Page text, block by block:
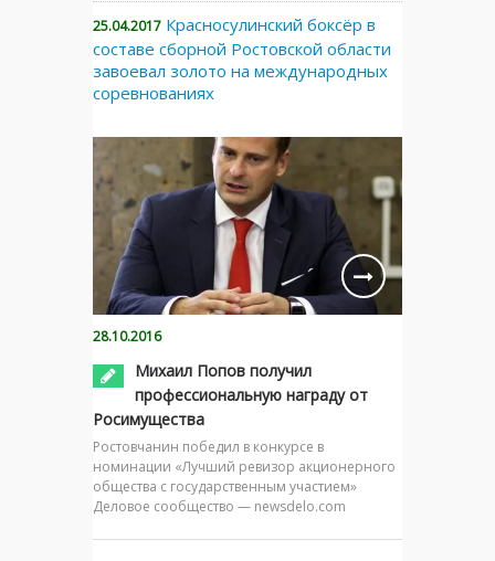
25.04.2017 Красносулинский боксёр в
составе сборной Ростовской области
завоевал золото на международных
соревнованиях
28.10.2016
Михаил Попов получил
профессиональную награду от
Росимущества
Ростовчанин победил в конкурсе в
номинации «Лучший ревизор акционерного
общества с государственным участием»
Деловое сообщество — newsdelo.com